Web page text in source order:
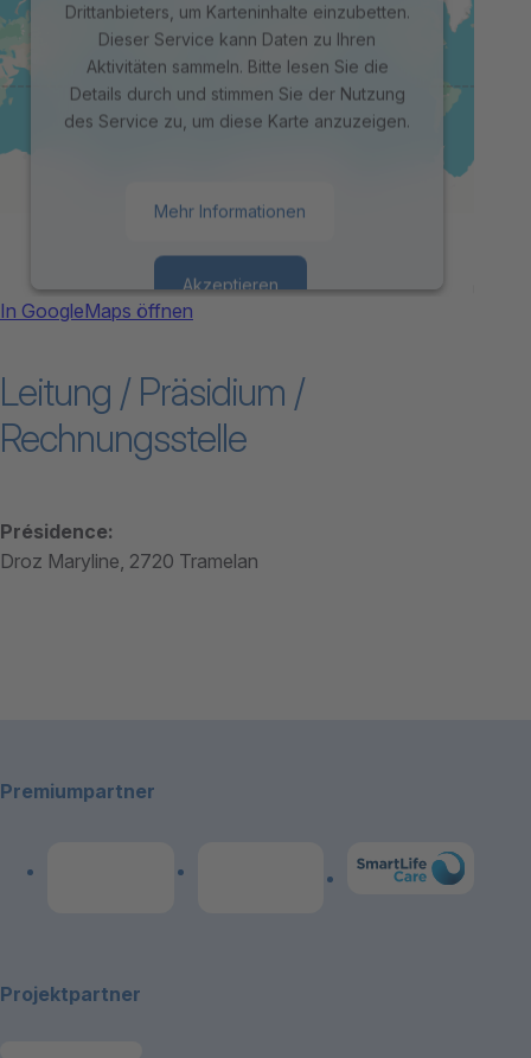
Drittanbieters, um Karteninhalte einzubetten.
Dieser Service kann Daten zu Ihren
Aktivitäten sammeln. Bitte lesen Sie die
Details durch und stimmen Sie der Nutzung
des Service zu, um diese Karte anzuzeigen.
Mehr Informationen
Akzeptieren
Management Platform
In GoogleMaps öffnen
Leitung / Präsidium /
Rechnungsstelle
Présidence:
Droz Maryline, 2720 Tramelan
Premiumpartner
Projektpartner